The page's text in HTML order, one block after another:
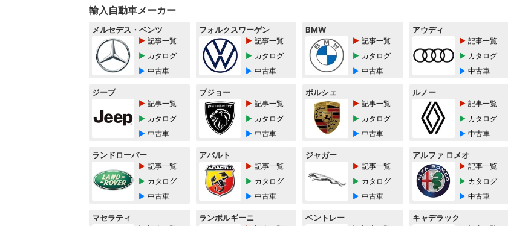
輸入自動車メーカー
メルセデス・ベンツ
記事一覧
カタログ
中古車
フォルクスワーゲン
記事一覧
カタログ
中古車
BMW
記事一覧
カタログ
中古車
アウディ
記事一覧
カタログ
中古車
ジープ
記事一覧
カタログ
中古車
プジョー
記事一覧
カタログ
中古車
ポルシェ
記事一覧
カタログ
中古車
ルノー
記事一覧
カタログ
中古車
ランドローバー
記事一覧
カタログ
中古車
アバルト
記事一覧
カタログ
中古車
ジャガー
記事一覧
カタログ
中古車
アルファ ロメオ
記事一覧
カタログ
中古車
マセラティ ランボルギーニ ベントレー キャデラック